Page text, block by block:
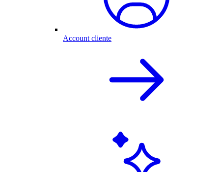
Account cliente